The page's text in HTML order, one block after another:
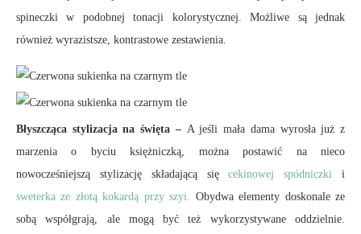
spineczki w podobnej tonacji kolorystycznej. Możliwe są jednak
również wyrazistsze, kontrastowe zestawienia.
Błyszcząca stylizacja na święta – A jeśli mała dama wyrosła już z
marzenia o byciu księżniczką, można postawić na nieco
nowocześniejszą stylizację składającą sięcekinowej spódniczki i
sweterka ze złotą kokardą przy szyi.
Obydwa elementy doskonale ze
sobą współgrają, ale mogą być też wykorzystywane oddzielnie.